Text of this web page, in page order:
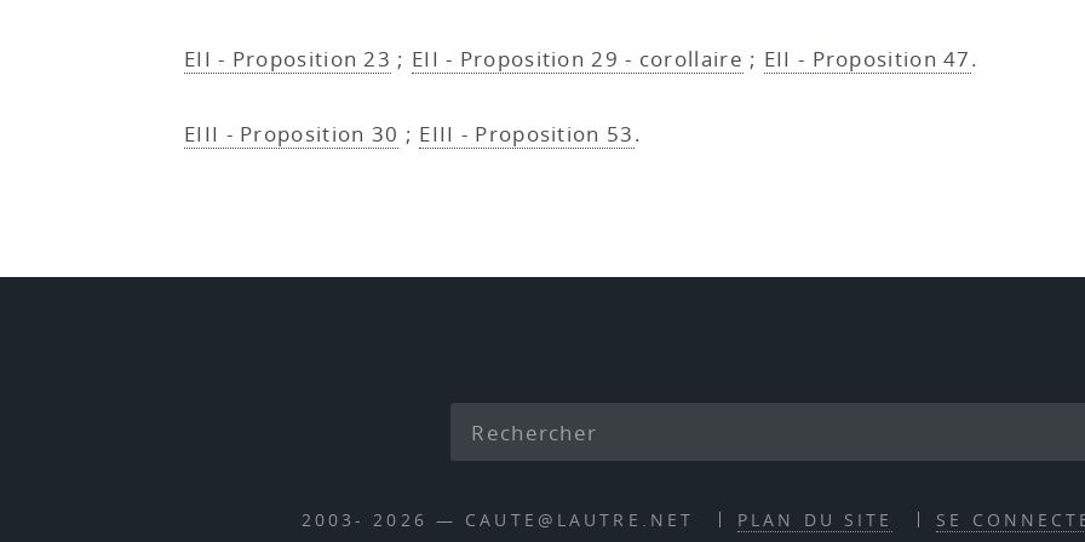
EII - Proposition 23 ; EII - Proposition 29 - corollaire ; EII - Proposition 47.
EIII - Proposition 30 ; EIII - Proposition 53.
2003- 2026 — CAUTE@LAUTRE.NET PLAN DU SITE SE